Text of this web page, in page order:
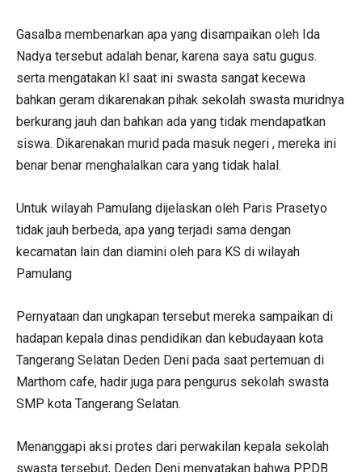
Gasalba membenarkan apa yang disampaikan oleh Ida
Nadya tersebut adalah benar, karena saya satu gugus.
serta mengatakan kl saat ini swasta sangat kecewa
bahkan geram dikarenakan pihak sekolah swasta muridnya
berkurang jauh dan bahkan ada yang tidak mendapatkan
siswa. Dikarenakan murid pada masuk negeri , mereka ini
benar benar menghalalkan cara yang tidak halal.
Untuk wilayah Pamulang dijelaskan oleh Paris Prasetyo
tidak jauh berbeda, apa yang terjadi sama dengan
kecamatan lain dan diamini oleh para KS di wilayah
Pamulang
Pernyataan dan ungkapan tersebut mereka sampaikan di
hadapan kepala dinas pendidikan dan kebudayaan kota
Tangerang Selatan Deden Deni pada saat pertemuan di
Marthom cafe, hadir juga para pengurus sekolah swasta
SMP kota Tangerang Selatan.
Menanggapi aksi protes dari perwakilan kepala sekolah
swasta tersebut, Deden Deni menyatakan bahwa PPDB